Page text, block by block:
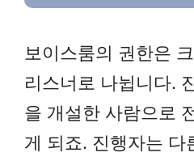
보이스룸의 권한은
리스너로 나뉩니다.
을 개설한 사람으로
게 되죠. 진행자는 다